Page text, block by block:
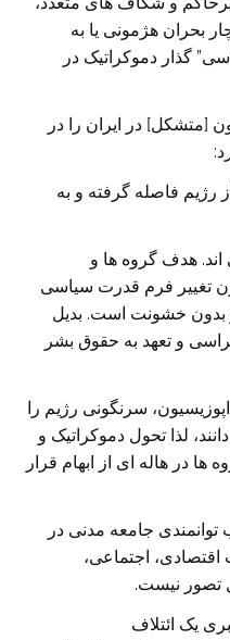
بحران هژمونی یا به
گذار دموکراتیک در
[متشکل] در ایران را در
رژیم فاصله گرفته و به
اند. هدف گروه ها و
تغییر فرم قدرت سیاسی
بدون خشونت است. بدیل
و تعهد به حقوق بشر
سرنگونی رژیم را
لذا تحول دموکراتیک و
ها در هاله ای از ابهام قرار
توانمندی جامعه مدنی در
اجتماعی،
تصور نیست.
یک ائتلاف